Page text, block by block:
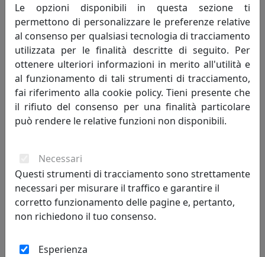
Viciani
557,00 €
Le opzioni disponibili in questa sezione ti
permettono di personalizzare le preferenze relative
al consenso per qualsiasi tecnologia di tracciamento
utilizzata per le finalità descritte di seguito. Per
ottenere ulteriori informazioni in merito all'utilità e
al funzionamento di tali strumenti di tracciamento,
fai riferimento alla cookie policy. Tieni presente che
il rifiuto del consenso per una finalità particolare
può rendere le relative funzioni non disponibili.
Necessari
Questi strumenti di tracciamento sono strettamente
necessari per misurare il traffico e garantire il
corretto funzionamento delle pagine e, pertanto,
non richiedono il tuo consenso.
Esperienza